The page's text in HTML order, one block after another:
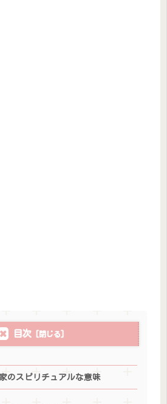
目次
のスピリチュアルな意味